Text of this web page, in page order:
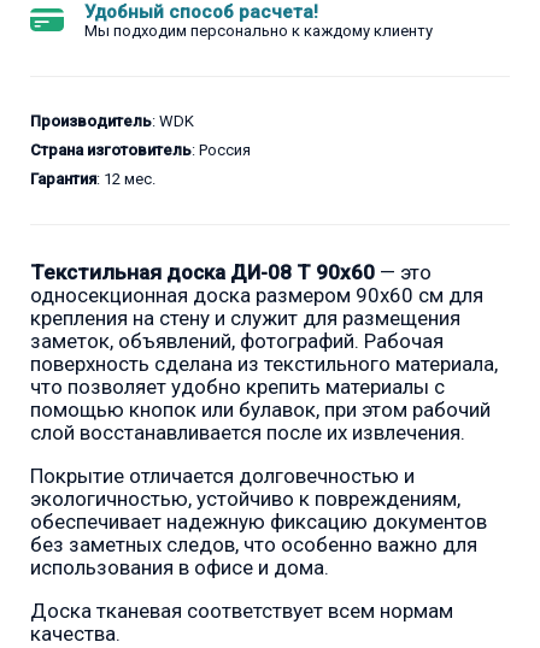
Удобный способ расчета!
Мы подходим персонально к каждому клиенту
Производитель: WDK
Страна изготовитель: Россия
Гарантия: 12 мес.
Текстильная доска ДИ-08 Т 90x60 — это
односекционная доска размером 90x60 см для
крепления на стену и служит для размещения
заметок, объявлений, фотографий. Рабочая
поверхность сделана из текстильного материала,
что позволяет удобно крепить материалы с
помощью кнопок или булавок, при этом рабочий
слой восстанавливается после их извлечения.
Покрытие отличается долговечностью и
экологичностью, устойчиво к повреждениям,
обеспечивает надежную фиксацию документов
без заметных следов, что особенно важно для
использования в офисе и дома.
Доска тканевая соответствует всем нормам
качества.